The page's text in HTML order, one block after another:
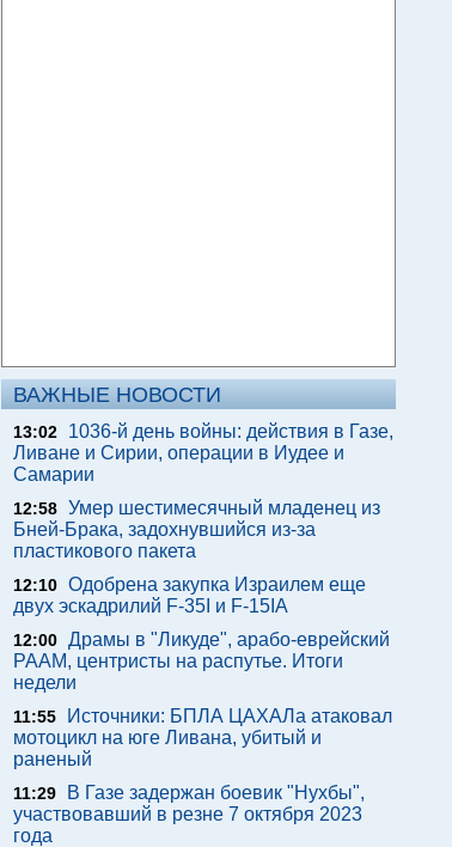
ВАЖНЫЕ НОВОСТИ
13:02
1036-й день войны: действия в Газе,
Ливане и Сирии, операции в Иудее и
Самарии
12:58 Умер шестимесячный младенец из
Бней-Брака, задохнувшийся из-за
пластикового пакета
12:10 Одобрена закупка Израилем еще
двух эскадрилий F-35I и F-15IA
12:00 Драмы в "Ликуде", арабо-еврейский
РААМ, центристы на распутье. Итоги
недели
11:55
Источники: БПЛА ЦАХАЛа атаковал
мотоцикл на юге Ливана, убитый и
раненый
11:29
В Газе задержан боевик "Нухбы",
участвовавший в резне 7 октября 2023
года